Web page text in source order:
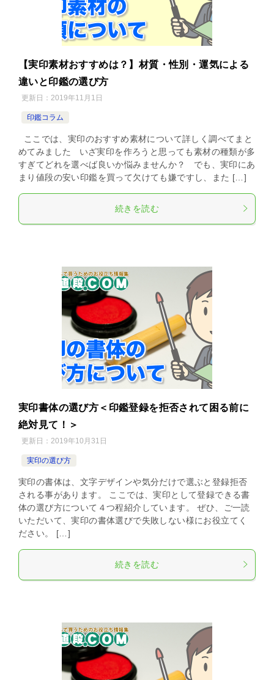
【実印素材おすすめは？】材質・性別・運気による
違いと印鑑の選び方
更新日： 2019年11月1日
印鑑コラム
ここでは、実印のおすすめ素材について詳しく調べてまと
めてみました いざ実印を作ろうと思っても素材の種類が多
すぎてどれを選べば良いか悩みませんか？ でも、実印にあ
まり値段の安い印鑑を買って欠けても嫌ですし、また […]
続きを読む
実印書体の選び方＜印鑑登録を拒否されて困る前に
絶対見て！＞
更新日： 2019年10月31日
実印の選び方
実印の書体は、文字デザインや気分だけで選ぶと登録拒否
される事があります。 ここでは、実印として登録できる書
体の選び方について４つ程紹介しています。 ぜひ、ご一読
いただいて、実印の書体選びで失敗しない様にお役立てく
ださい。 […]
続きを読む